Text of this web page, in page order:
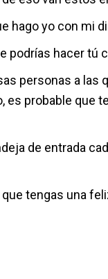
hago yo con mi
podrías hacer tú
personas a las
es probable que
de entrada
tengas una